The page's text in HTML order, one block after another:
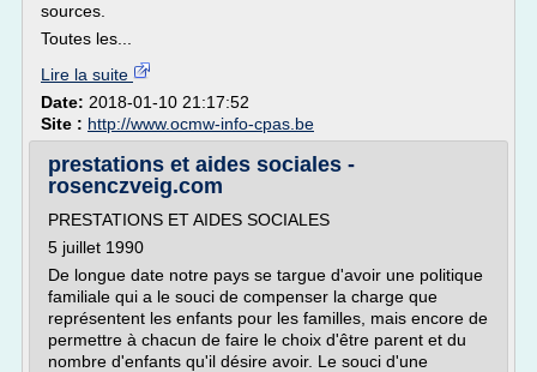
sources.
Toutes les...
Lire la suite
Date: 2018-01-10 21:17:52
Site : http://www.ocmw-info-cpas.be
prestations et aides sociales -
rosenczveig.com
PRESTATIONS ET AIDES SOCIALES
5 juillet 1990
De longue date notre pays se targue d'avoir une politique
familiale qui a le souci de compenser la charge que
représentent les enfants pour les familles, mais encore de
permettre à chacun de faire le choix d'être parent et du
nombre d'enfants qu'il désire avoir. Le souci d'une